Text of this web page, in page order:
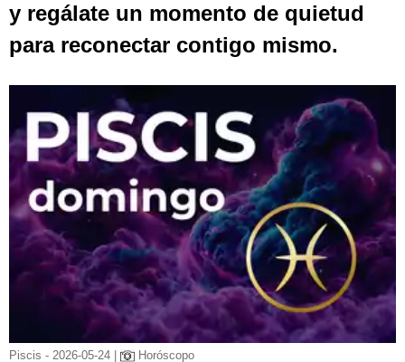
y regálate un momento de quietud
para reconectar contigo mismo.
Piscis - 2026-05-24 | Horóscopo